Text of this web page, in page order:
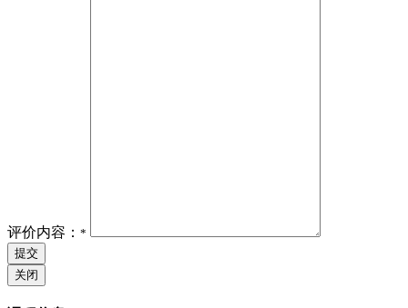
评价内容： *
提交
关闭